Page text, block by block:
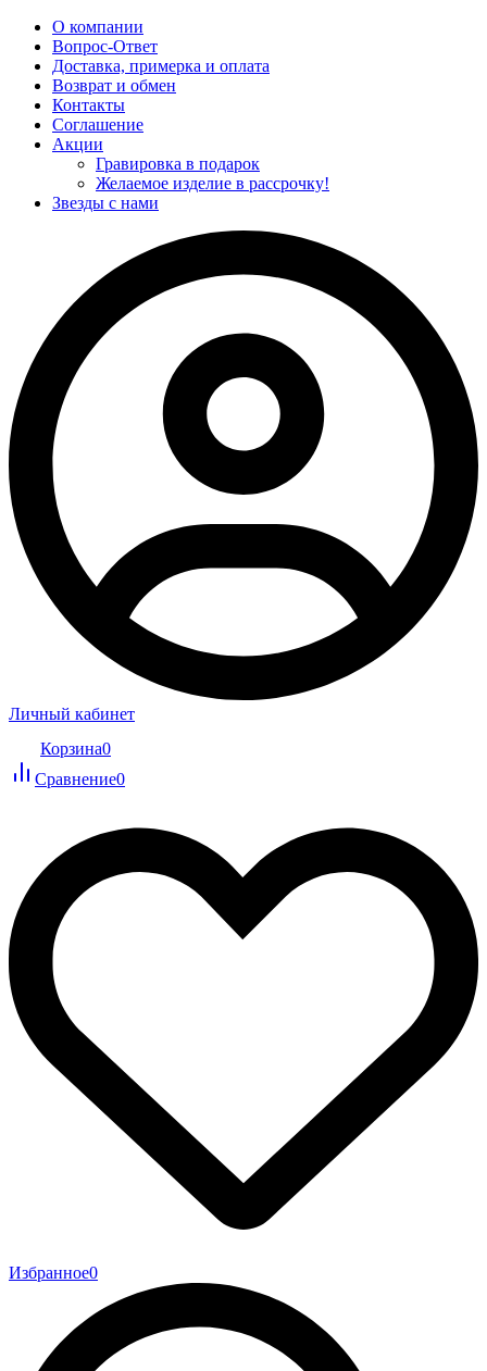
О компании
Вопрос-Ответ
Доставка, примерка и оплата
Возврат и обмен
Контакты
Соглашение
Акции
Гравировка в подарок
Желаемое изделие в рассрочку!
Звезды с нами
Личный кабинет
Корзина0
Сравнение0
Избранное0